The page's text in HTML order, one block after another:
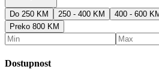
Do 250 KM 250 - 400 KM 400 - 600
Preko 800 KM
Dostupnost